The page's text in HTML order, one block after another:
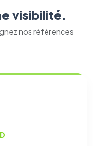
visibilité.
nos références